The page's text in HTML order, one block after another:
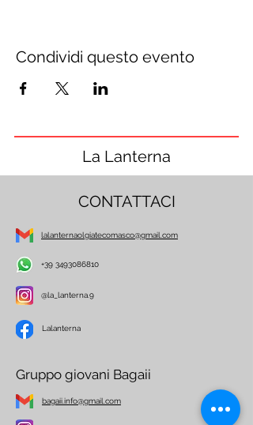
Condividi questo evento
La Lanterna
CONTATTACI
lalanternaolgiatecomasco@gmail.com
+39 3493086810
@la_lanterna.9
Lalanterna
Gruppo giovani Bagaii
bagaii.info@gmail.com